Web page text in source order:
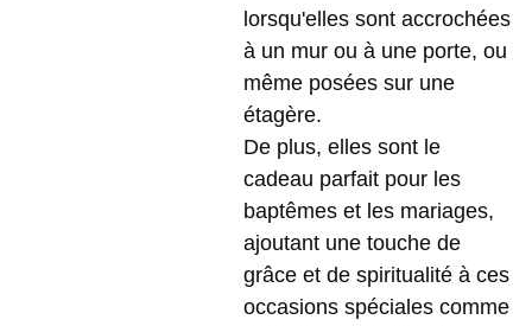
lorsqu'elles sont accrochées
à un mur ou à une porte, ou
même posées sur une
étagère.
De plus, elles sont le
cadeau parfait pour les
baptêmes et les mariages,
ajoutant une touche de
grâce et de spiritualité à ces
occasions spéciales comme